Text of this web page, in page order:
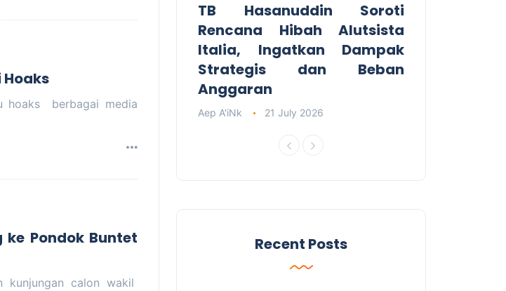
hoaks berbagai media
Pondok Buntet
kunjungan calon wakil
TB Hasanuddin Soroti
Rencana Hibah Alutsista
Italia, Ingatkan Dampak
Strategis dan Beban
Anggaran
Aep A'iNk 21 July 2026
Recent Posts